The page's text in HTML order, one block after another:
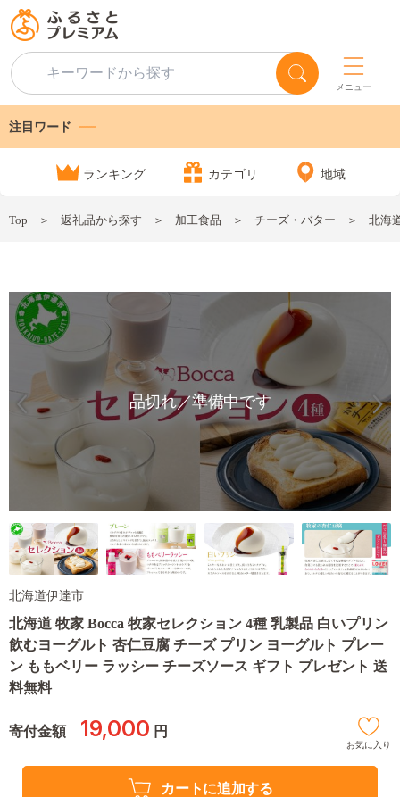
メニュー
注目ワード
ランキング カテゴリ 地域
Top 返礼品から探す 加工食品 チーズ・バター 北海
品切れ／準備中です
北海道伊達市
北海道 牧家 Bocca 牧家セレクション 4種 乳製品 白いプリン
飲むヨーグルト 杏仁豆腐 チーズ プリン ヨーグルト プレー
ン ももベリー ラッシー チーズソース ギフト プレゼント 送
料無料
寄付金額 19,000 円
お気に入り
カートに追加する